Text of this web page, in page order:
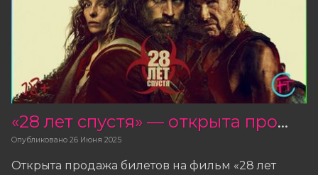
«28 лет спустя» — открыта продажа билетов
Опубликовано 26 Июня 2025
Открыта продажа билетов на фильм «28 лет